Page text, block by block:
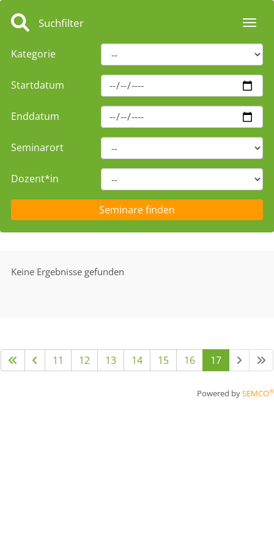
Suchfilter
Kategorie
Startdatum
Enddatum
Seminarort
Dozent*in
Keine Ergebnisse gefunden
11 12 13 14 15 16 17
Powered bySEMCO®